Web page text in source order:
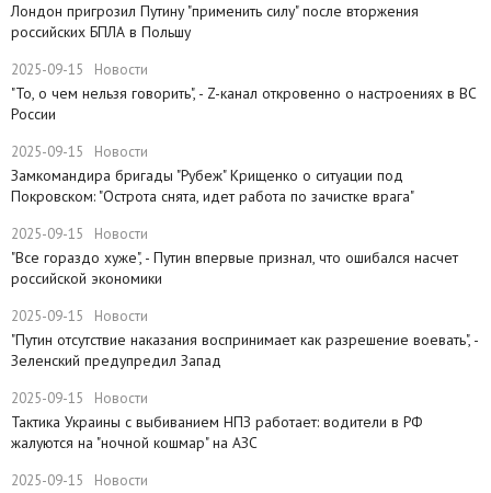
Лондон пригрозил Путину "применить силу" после вторжения
российских БПЛА в Польшу
2025-09-15 Новости
"То, о чем нельзя говорить", - Z-канал откровенно о настроениях в ВС
России
2025-09-15 Новости
Замкомандира бригады "Рубеж" Крищенко​ о ситуации под
Покровском: "Острота снята, идет работа по зачистке врага"
2025-09-15 Новости
"Все гораздо хуже", - Путин впервые признал, что ошибался насчет
российской экономики
2025-09-15 Новости
​"Путин отсутствие наказания воспринимает как разрешение воевать", -
Зеленский предупредил Запад
2025-09-15 Новости
Тактика Украины с выбиванием НПЗ работает: водители в РФ
жалуются на "ночной кошмар" на АЗС
2025-09-15 Новости